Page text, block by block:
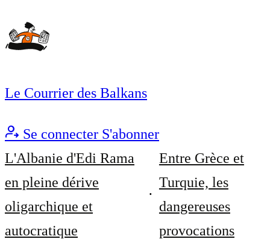
Le Courrier des Balkans
Se connecter S'abonner
L'Albanie d'Edi Rama
en pleine dérive
oligarchique et
autocratique
Entre Grèce et
Turquie, les
dangereuses
provocations